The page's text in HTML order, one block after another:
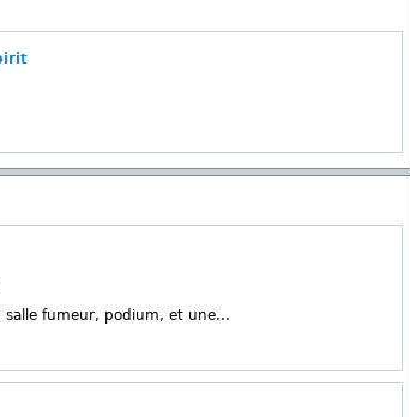
fumeur, podium, et une...